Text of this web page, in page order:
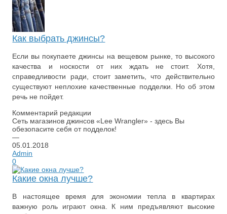
Как выбрать джинсы?
Если вы покупаете джинсы на вещевом рынке, то высокого
качества и носкости от них ждать не стоит. Хотя,
справедливости ради, стоит заметить, что действительно
существуют неплохие качественные подделки. Но об этом
речь не пойдет.
Комментарий редакции
Сеть магазинов джинсов «Lee Wrangler» - здесь Вы
обезопасите себя от подделок!
—
05.01.2018
Admin
0
Какие окна лучше?
В настоящее время для экономии тепла в квартирах
важную роль играют окна. К ним предъявляют высокие